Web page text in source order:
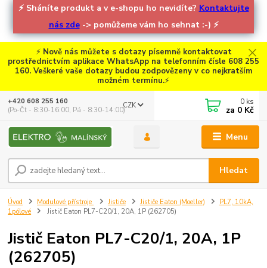
⚡ Sháníte produkt a v e-shopu ho nevidíte? Kontaktujte
nás zde-> pomůžeme vám ho sehnat :-) ⚡
⚡ Nově nás můžete s dotazy písemně kontaktovat
prostřednictvím aplikace WhatsApp na telefonním čísle 608 255
160. Veškeré vaše dotazy budou zodpovězeny v co nejkratším
možném termínu.⚡
Menu
CZK
Hledat
+420 608 255 160
(Po-Čt - 8:30-16:00, Pá - 8:30-14:00)
0 ks
za 0 Kč
Úvod Modulové přístroje Jističe Jističe Eaton (Moeller)
PL7, 10kA,
1pólové
Jistič Eaton PL7-C20/1, 20A, 1P (262705)
Jistič Eaton PL7-C20/1, 20A, 1P
(262705)